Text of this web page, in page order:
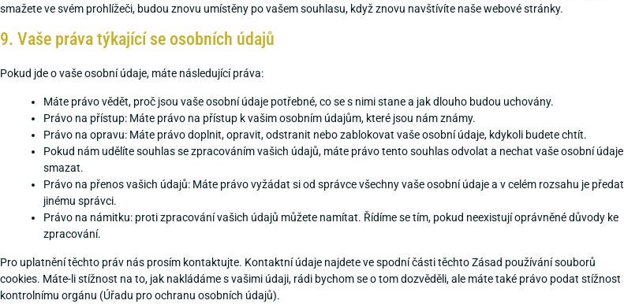
smažete ve svém prohlížeči, budou znovu umístěny po vašem souhlasu, když znovu navštívíte naše webové stránky.
9. Vaše práva týkající se osobních údajů
Pokud jde o vaše osobní údaje, máte následující práva:
Máte právo vědět, proč jsou vaše osobní údaje potřebné, co se s nimi stane a jak dlouho budou uchovány.
Právo na přístup: Máte právo na přístup k vašim osobním údajům, které jsou nám známy.
Právo na opravu: Máte právo doplnit, opravit, odstranit nebo zablokovat vaše osobní údaje, kdykoli budete chtít.
Pokud nám udělíte souhlas se zpracováním vašich údajů, máte právo tento souhlas odvolat a nechat vaše osobní údaje
smazat.
Právo na přenos vašich údajů: Máte právo vyžádat si od správce všechny vaše osobní údaje a v celém rozsahu je předat
jinému správci.
Právo na námitku: proti zpracování vašich údajů můžete namítat. Řídíme se tím, pokud neexistují oprávněné důvody ke
zpracování.
Pro uplatnění těchto práv nás prosím kontaktujte. Kontaktní údaje najdete ve spodní části těchto Zásad používání souborů
cookies. Máte-li stížnost na to, jak nakládáme s vašimi údaji, rádi bychom se o tom dozvěděli, ale máte také právo podat stížnost
kontrolnímu orgánu (Úřadu pro ochranu osobních údajů).